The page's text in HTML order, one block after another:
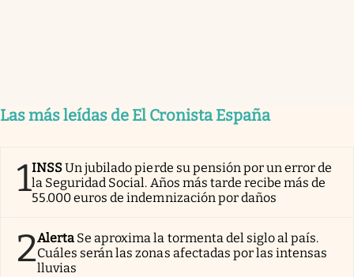
Las más leídas de El Cronista España
1INSSUn jubilado pierde su pensión por un error de
la Seguridad Social. Años más tarde recibe más de
55.000 euros de indemnización por daños
2Alerta Se aproxima la tormenta del siglo al país.
Cuáles serán las zonas afectadas por las intensas
lluvias